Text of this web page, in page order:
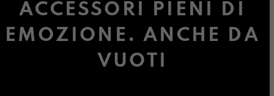
ACCESSORI PIENI DI
EMOZIONE. ANCHE DA
VUOTI